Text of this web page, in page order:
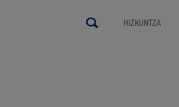
HIZKUNTZA